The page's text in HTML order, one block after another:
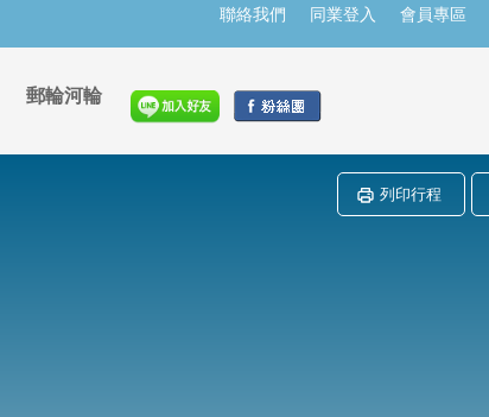
聯絡我們 同業登入 會員專區
郵輪河輪
列印行程